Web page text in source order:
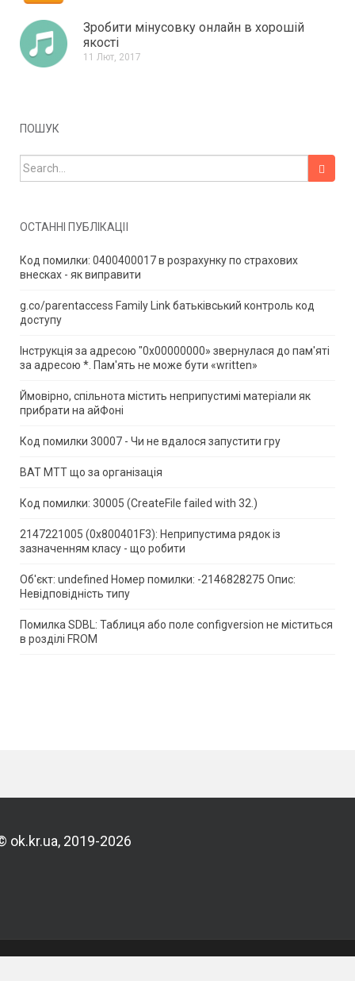
Зробити мінусовку онлайн в хорошій
якості
11 Лют, 2017
ПОШУК
Search for:
ОСТАННІ ПУБЛІКАЦІЇ
Код помилки: 0400400017 в розрахунку по страхових
внесках - як виправити
g.co/parentaccess Family Link батьківський контроль код
доступу
Інструкція за адресою "0x00000000» звернулася до пам'яті
за адресою *. Пам'ять не може бути «written»
Ймовірно, спільнота містить неприпустимі матеріали як
прибрати на айФоні
Код помилки 30007 - Чи не вдалося запустити гру
ВАТ МТТ що за організація
Код помилки: 30005 (CreateFile failed with 32.)
2147221005 (0x800401F3): Неприпустима рядок із
зазначенням класу - що робити
Об'єкт: undefined Номер помилки: -2146828275 Опис:
Невідповідність типу
Помилка SDBL: Таблиця або поле configversion не міститься
в розділі FROM
ok.kr.ua, 2019-2026